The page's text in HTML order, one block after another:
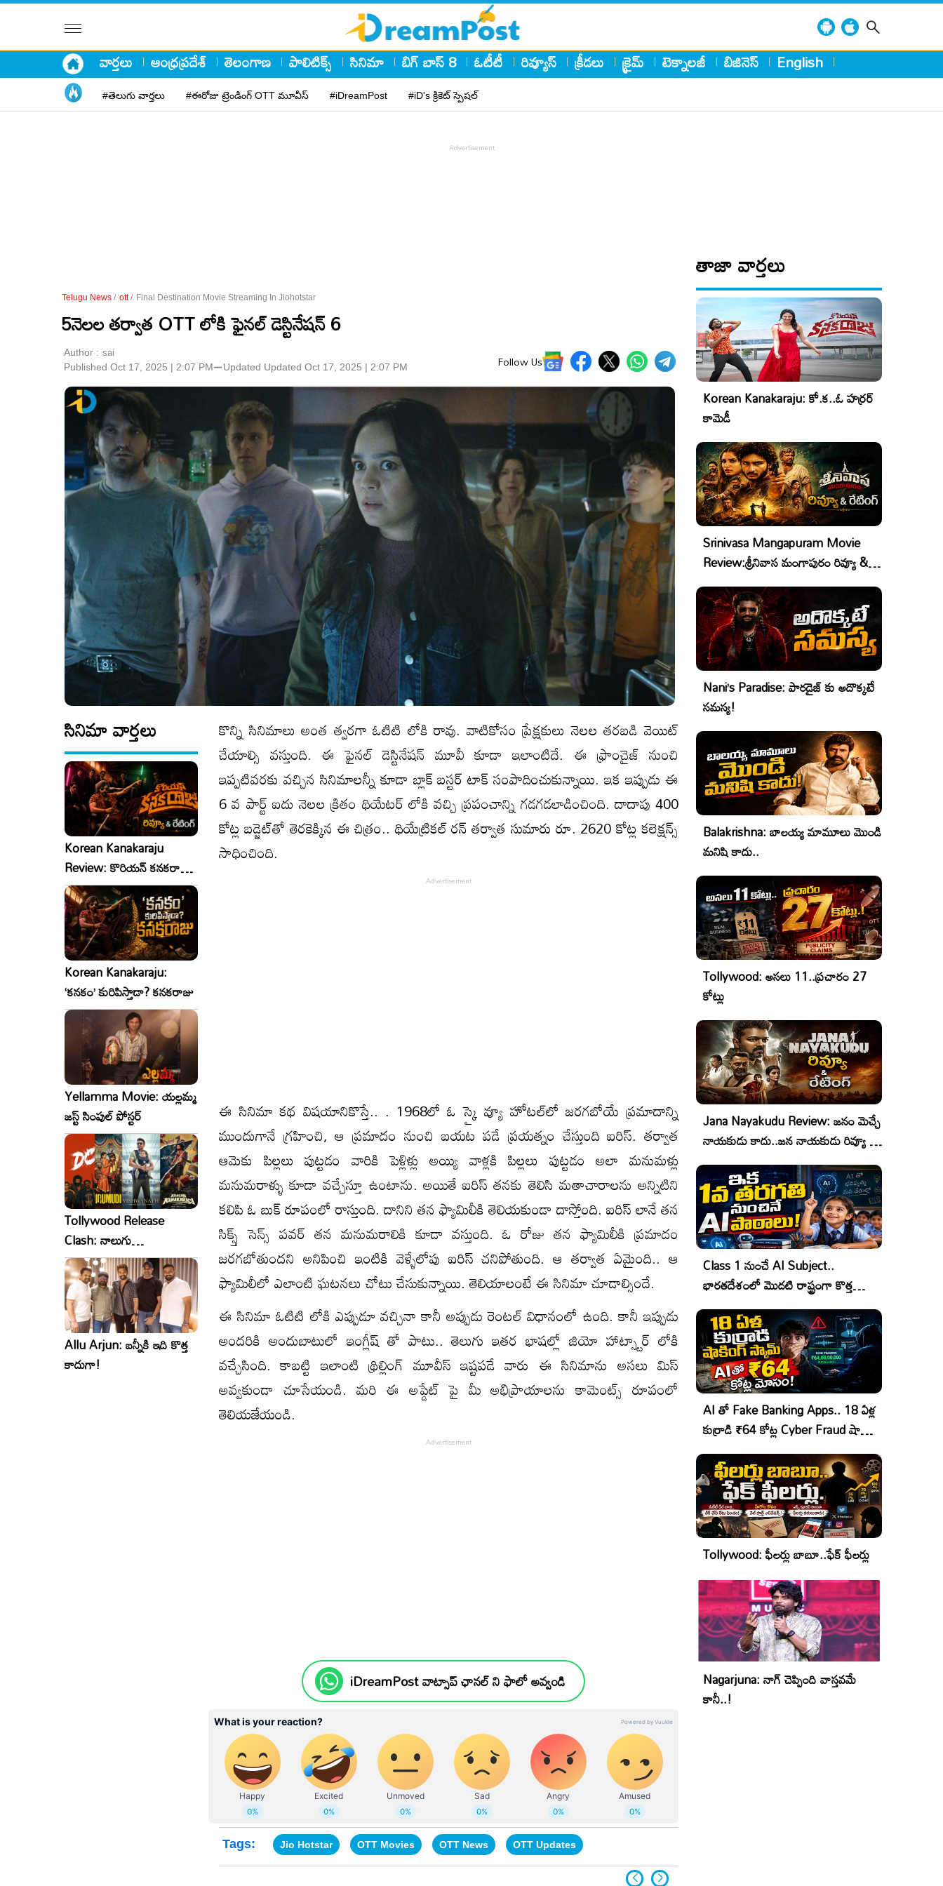
వార్తలు ఆంధ్రప్రదేశ్ తెలంగాణ పాలిటిక్స్ సినిమా బిగ్ బాస్ 8 ఓటీటీ రివ్యూస్ క్రీడలు క్రైమ్ టెక్నాలజీ బిజినెస్ English
#తెలుగు వార్తలు #ఈరోజు ట్రెండింగ్ OTT మూవీస్ #iDreamPost #iD's క్రికెట్ స్పెషల్
Telugu News / ott/ Final Destination Movie Streaming In Jiohotstar
5నెలల తర్వాత OTT లోకి ఫైనల్ డెస్టినేషన్ 6
Author : sai
Published Oct 17, 2025 | 2:07 PM⚊Updated Updated Oct 17, 2025 | 2:07 PM Follow Us
సినిమా వార్తలు
Korean Kanakaraju
Review: కొరియన్ కనకరాజు
రివ్యూ & రేటింగ్!
Korean Kanakaraju:
‘కనకం’ కురిపిస్తాడా? కనకరాజు
Yellamma Movie: యల్లమ్మ
జస్ట్ సింపుల్ పోస్టర్
Tollywood Release
Clash: నాలుగు
సినిమాలు..ఒకేసారి..ఎందుకో?
Allu Arjun: బన్నీకి ఇది కొత్త
కాదుగా!
కొన్ని సినిమాలు అంత త్వరగా ఓటిటి లోకి రావు. వాటికోసం ప్రేక్షకులు నెలల తరబడి వెయిట్
చేయాల్సి వస్తుంది. ఈ ఫైనల్ డెస్టినేషన్ మూవీ కూడా ఇలాంటిదే. ఈ ఫ్రాంచైజ్ నుంచి
ఇప్పటివరకు వచ్చిన సినిమాలన్నీ కూడా బ్లాక్ బస్టర్ టాక్ సంపాదించుకున్నాయి. ఇక ఇప్పుడు ఈ
6 వ పార్ట్ ఐదు నెలల క్రితం థియేటర్ లోకి వచ్చి ప్రపంచాన్ని గడగడలాడించింది. దాదాపు 400
కోట్ల బ‌డ్జెట్‌తో తెర‌కెక్కిన ఈ చిత్రం.. థియేట్రికల్ రన్ తర్వాత సుమారు రూ. 2620 కోట్ల కలెక్షన్స్
సాధించింది.
ఈ సినిమా కథ విషయానికొస్తే.. . 1968లో ఓ స్కై వ్యూ హోటల్‌లో జరగబోయే ప్రమాదాన్ని
ముందుగానే గ్రహించి, ఆ ప్ర‌మాదం నుంచి బ‌య‌ట పడే ప్రయత్నం చేస్తుంది ఐరిస్. త‌ర్వాత
ఆమెకు పిల్లలు పుట్టడం వారికి పెళ్లిళ్లు అయ్యి వాళ్లకి పిల్లలు పుట్టడం అలా మనుమళ్లు
మనుమరాళ్ళు కూడా వచ్చేస్తూ ఉంటాను. అయితే ఐరిస్ తనకు తెలిసి మతాచారాలను అన్నిటిని
కలిపి ఓ బుక్ రూపంలో రాస్తుంది. దానిని తన ఫ్యామిలీకి తెలియకుండా దాస్తోంది. ఐరిస్ లానే తన
సిక్స్త్ సెన్స్ పవర్ తన మనుమరాలికి కూడా వస్తుంది. ఓ రోజు తన ఫ్యామిలీకి ప్రమాదం
జరగబోతుందని అనిపించి ఇంటికి వెళ్ళేలోపు ఐరిస్ చనిపోతుంది. ఆ తర్వాత ఏమైంది.. ఆ
ఫ్యామిలీలో ఎలాంటి ఘ‌ట‌న‌లు చోటు చేసుకున్నాయి. తెలియాలంటే ఈ సినిమా చూడాల్సిందే.
ఈ సినిమా ఓటిటి లోకి ఎప్పుడూ వచ్చినా కానీ అప్పుడు రెంటల్ విధానంలో ఉంది. కానీ ఇప్పుడు
అందరికి అందుబాటులో ఇంగ్లీష్ తో పాటు.. తెలుగు ఇత‌ర భాష‌ల్లో జియో హాట్స్టార్ లోకి
వచ్చేసింది. కాబట్టి ఇలాంటి థ్రిల్లింగ్ మూవీస్ ఇష్టపడే వారు ఈ సినిమాను అసలు మిస్
అవ్వకుండా చూసేయండి. మరి ఈ అప్డేట్ పై మీ అభిప్రాయాలను కామెంట్స్ రూపంలో
తెలియజేయండి.
iDreamPost వాట్సాప్ ఛానల్ ని ఫాలో అవ్వండి
Tags: Jio Hotstar OTT Movies OTT News OTT Updates
తాజా వార్తలు
Korean Kanakaraju: కో.క..ఓ హర్రర్
కామెడీ
Srinivasa Mangapuram Movie
Review:శ్రీనివాస మంగాపురం రివ్యూ &
రేటింగ్
Nani’s Paradise: పారడైజ్ కు అదొక్కటే
సమస్య!
Balakrishna: బాలయ్య మామూలు మొండి
మనిషి కాదు..
Tollywood: అసలు 11..ప్రచారం 27
కోట్లు
Jana Nayakudu Review: జనం మెచ్చే
నాయకుడు కాదు..జన నాయకుడు రివ్యూ &
రేటింగ్!
Class 1 నుంచే AI Subject..
భారతదేశంలో మొదటి రాష్ట్రంగా కొత్త
చరిత్ర!
AI తో Fake Banking Apps.. 18 ఏళ్ల
కుర్రాడి ₹64 కోట్ల Cyber Fraud షాకింగ్
ఆపరేషన్!
Tollywood: ఫీలర్లు బాబూ..ఫేక్ ఫీలర్లు
Nagarjuna: నాగ్ చెప్పింది వాస్తవమే
కానీ..!